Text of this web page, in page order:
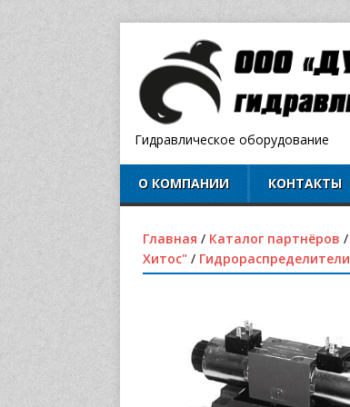
Гидравлическое оборудование
О КОМПАНИИ КОНТАКТЫ
Главная / Каталог партнёров /
Хитос" / Гидрораспределители